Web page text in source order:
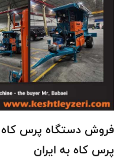
فروش دستگاه پرس کاه
پرس کاه به ایران